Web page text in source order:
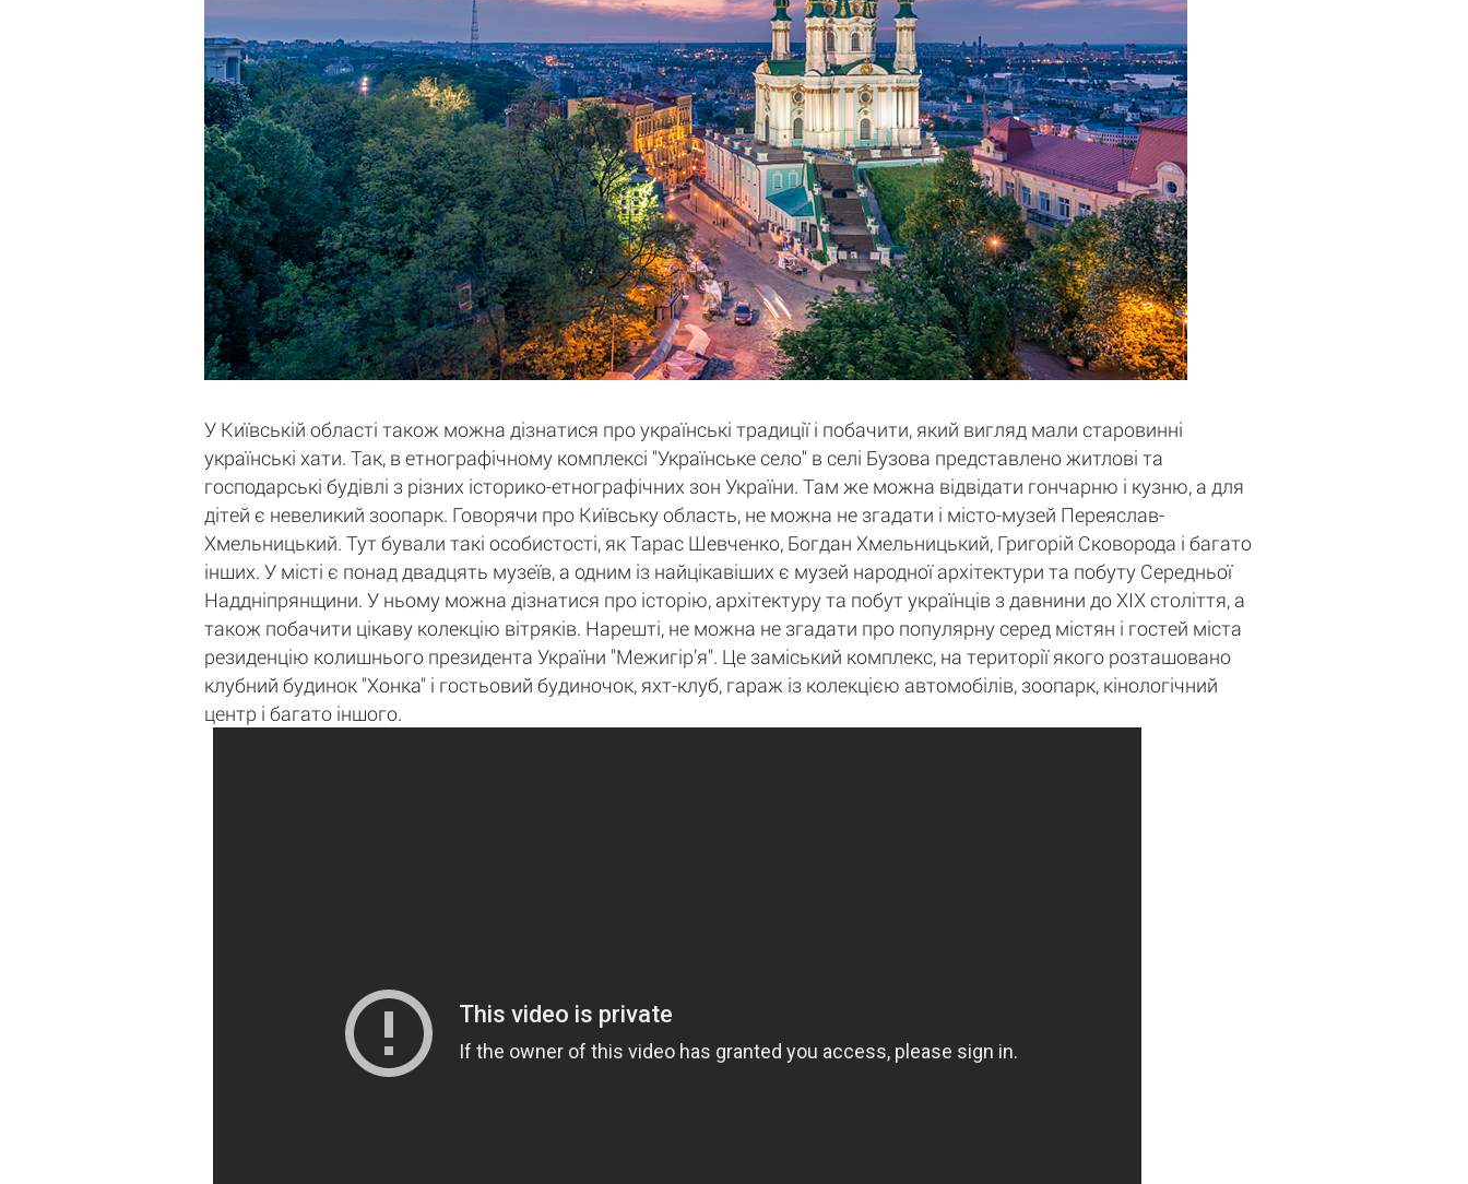
У Київській області також можна дізнатися про українські традиції і побачити, який вигляд мали старовинні
українські хати. Так, в етнографічному комплексі "Українське село" в селі Бузова представлено житлові та
господарські будівлі з різних історико-етнографічних зон України. Там же можна відвідати гончарню і кузню, а для
дітей є невеликий зоопарк. Говорячи про Київську область, не можна не згадати і місто-музей Переяслав-
Хмельницький. Тут бували такі особистості, як Тарас Шевченко, Богдан Хмельницький, Григорій Сковорода і багато
інших. У місті є понад двадцять музеїв, а одним із найцікавіших є музей народної архітектури та побуту Середньої
Наддніпрянщини. У ньому можна дізнатися про історію, архітектуру та побут українців з давнини до XIX століття, а
також побачити цікаву колекцію вітряків. Нарешті, не можна не згадати про популярну серед містян і гостей міста
резиденцію колишнього президента України "Межигір’я". Це заміський комплекс, на території якого розташовано
клубний будинок "Хонка" і гостьовий будиночок, яхт-клуб, гараж із колекцією автомобілів, зоопарк, кінологічний
центр і багато іншого.